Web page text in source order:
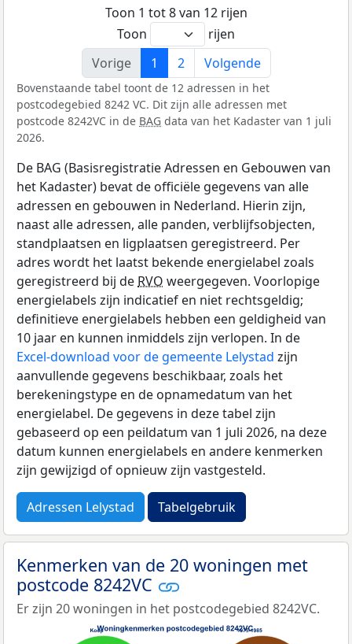
Toon 1 tot 8 van 12 rijen
Toon
rijen
Vorige
1 2 Volgende
Bovenstaande tabel toont de 12 adressen in het
postcodegebied 8242 VC. Dit zijn alle adressen met
postcode 8242VC in de BAG data van het Kadaster van 1 juli
2026.
De BAG (Basisregistratie Adressen en Gebouwen van
het Kadaster) bevat de officiële gegevens van alle
adressen en gebouwen in Nederland. Hierin zijn,
naast alle adressen, alle panden, verblijfsobjecten,
standplaatsen en ligplaatsen geregistreerd. Per
adres wordt het laatst bekende energielabel zoals
geregistreerd bij de RVO weergegeven. Voorlopige
energielabels zijn indicatief en niet rechtsgeldig;
definitieve energielabels hebben een geldigheid van
10 jaar en kunnen inmiddels zijn verlopen. In de
Excel-download voor de gemeente Lelystad zijn
aanvullende gegevens beschikbaar, zoals het
berekeningstype en de opnamedatum van het
energielabel. De gegevens in deze tabel zijn
gebaseerd op een peildatum van 1 juli 2026, na deze
datum kunnen energielabels en andere kenmerken
zijn gewijzigd of opnieuw zijn vastgesteld.
Adressen Lelystad Tabelgebruik
Kenmerken van de 20 woningen met
postcode 8242VC
Er zijn 20 woningen in het postcodegebied 8242VC.